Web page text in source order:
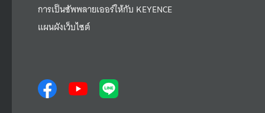
การเป็นซัพพลายเออร์ให้กับ KEYENCE
แผนผังเว็บไซต์